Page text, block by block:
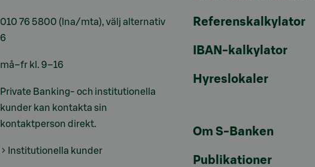
010 76 5800 (lna/mta), välj alternativ
6
må–fr kl. 9–16
Private Banking- och institutionella
kunder kan kontakta sin
kontaktperson direkt.
Institutionella kunder
Referenskalkylator
IBAN-kalkylator
Hyreslokaler
Om S-Banken
Publikationer